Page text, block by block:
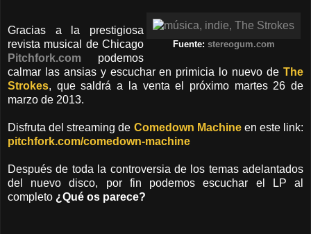
Fuente: stereogum.com
Gracias a la prestigiosa
revista musical de Chicago
Pitchfork.com
podemos
calmar las ansias y escuchar en primicia lo nuevo de The
Strokes, que saldrá a la venta el próximo martes 26 de
marzo de 2013.
Disfruta del streaming de Comedown Machine en este link:
pitchfork.com/comedown-machine
Después de toda la controversia de los temas adelantados
del nuevo disco, por fin podemos escuchar el LP al
completo ¿Qué os parece?